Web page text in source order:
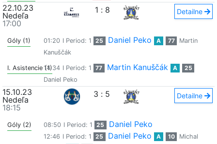
22.10.23
Nedeľa
17:00
1 : 8 Detailne
Góly (1) 01:20 I Period: 1 25 Daniel Peko A 77
Martin
Kanuščák
I. Asistencie (1)14:34 I Period: 1 77 Martin Kanuščák A
25
Daniel Peko
15.10.23
Nedeľa
18:15
3 : 5 Detailne
Góly (2) 08:50 I Period: 1 25 Daniel Peko
12:46 I Period: 1 25 Daniel Peko A 10
Michal